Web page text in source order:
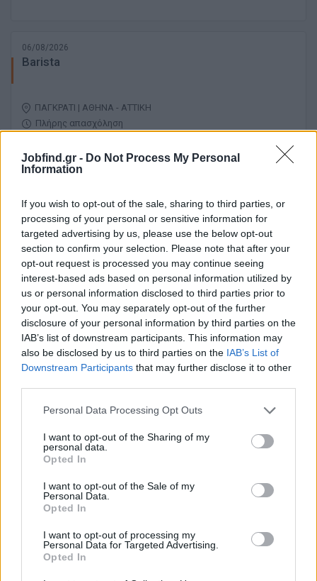
Jobfind.gr - Do Not Process My Personal
Information
If you wish to opt-out of the sale, sharing to third parties, or
processing of your personal or sensitive information for
targeted advertising by us, please use the below opt-out
section to confirm your selection. Please note that after your
opt-out request is processed you may continue seeing
interest-based ads based on personal information utilized by
us or personal information disclosed to third parties prior to
your opt-out. You may separately opt-out of the further
disclosure of your personal information by third parties on the
IAB’s list of downstream participants. This information may
also be disclosed by us to third parties on the IAB’s List of
Downstream Participants that may further disclose it to other
Personal Data Processing Opt Outs
I want to opt-out of the Sharing of my
personal data.
Opted In
I want to opt-out of the Sale of my
Personal Data.
Opted In
I want to opt-out of processing my
Personal Data for Targeted Advertising.
Opted In
06/08/2026
Barista
ΠΑΓΚΡΑΤΙ | ΑΘΗΝΑ - ΑΤΤΙΚΗ
Πλήρης απασχόληση
Υπάλληλος Γραφείου
ΖΩΓΡΑΦΟΥ | ΑΘΗΝΑ - ΑΤΤΙΚΗ
Πλήρης απασχόληση
06/08/2026
Υπάλληλος Ταμείου Εξωτερικών Ιατρείων
1104 € - 1300 € ανά μήνα μικτά
06/08/2026
Υπάλληλος Καταστήματος (4ωρη Απασχόληση)
- ΙΚΕΑ Mall
ΣΠΑΤΑ | ΑΘΗΝΑ - ΑΤΤΙΚΗ
Μερική απασχόληση